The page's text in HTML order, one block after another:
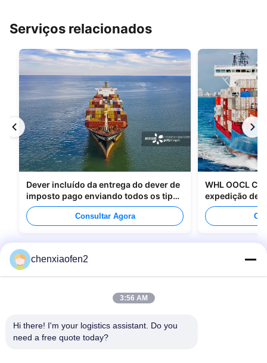
Serviços relacionados
Dever incluído da entrega do dever de
imposto pago enviando todos os tipos
de empacotamento
Consultar Agora
WHL OOCL
expedição de
para o Canadá
chenxiaofen2
3:56 AM
Hi there! I'm your logistics assistant. Do you
need a free quote today?